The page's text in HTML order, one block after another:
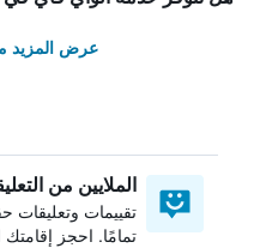
عرض المزيد
الملايين من
تقييمات وتعليقات
تمامًا. احجز إقامتك